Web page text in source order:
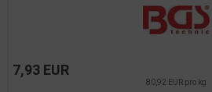
7,93 EUR
80,92 EUR pro kg